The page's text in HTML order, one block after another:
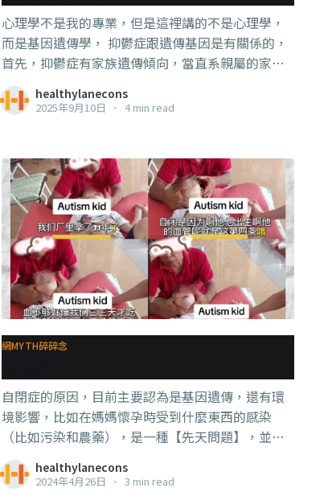
心理學不是我的專業，但是這裡講的不是心理學，
而是基因遺傳學， 抑鬱症跟遺傳基因是有關係的，
首先，抑鬱症有家族遺傳傾向，當直系親屬的家族
成員有抑鬱症，你得到抑鬱症的風險也會比普通人
高， 當然，有些人也會說，也可能代表他們整家人
association studies (GWAS)的發現就是直接證據，
簡單來講，他們就是把人類的基因全部解構，再找
到各基因跟疾病之間的關係，這裡面發現抑鬱症不
是一個基因控制的，而是【多基因】控制的， 順帶
一提：如果你有看過一些dna test的廣告，說test
5-HTTLPR可以看你會不會很容易抑鬱和焦慮，這
裡面是有一點關係，但是關係不是非常大，更不是
說你有5-HTTLPR的表現就一定會有 #抑鬱症。 . . .
好，理解了這一點，那就可以更容易理解2型 #糖尿
病 也是類似的情況， 所以比如你父母是患上2型糖
就會比普通人高， 同樣的，也可以有人賴皮講這是
因為一家人都吃同一種垃圾食品、有同樣的飲食習
慣，造成全家
healthylanecons
2025年9月10日 • 4 min read
網MYTH碎碎念
自閉症的原因，目前主要認為是基因遺傳，還有環
境影響，比如在媽媽懷孕時受到什麼東西的感染
（比如污染和農藥），是一種【先天問題】，並不
是出生後才發生的。 目前研究發現，有一些基因很
常出現在自閉症患者的基因組中， 但是各位要注
healthylanecons
2024年4月26日 • 3 min read